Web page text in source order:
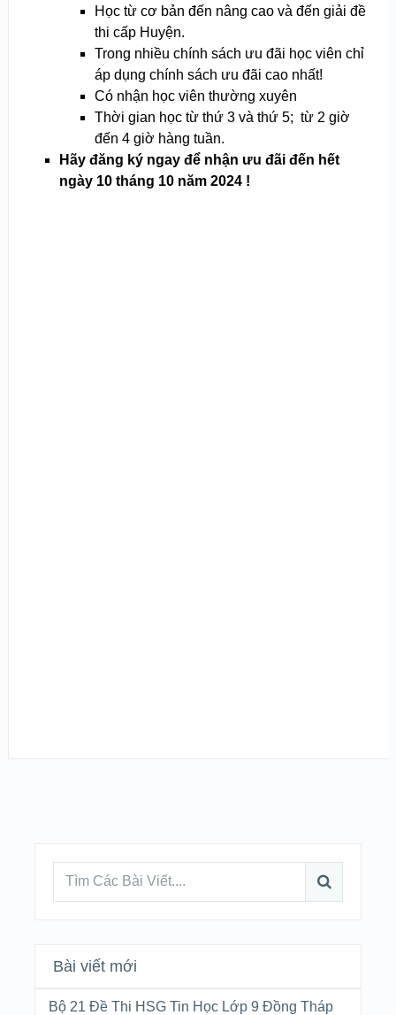
Học từ cơ bản đến nâng cao và đến giải đề
thi cấp Huyện.
Trong nhiều chính sách ưu đãi học viên chỉ
áp dụng chính sách ưu đãi cao nhất!
Có nhận học viên thường xuyên
Thời gian học từ thứ 3 và thứ 5; từ 2 giờ
đến 4 giờ hàng tuần.
Hãy đăng ký ngay để nhận ưu đãi đến hết
ngày 10 tháng 10 năm 2024 !
Bài viết mới
Bộ 21 Đề Thi HSG Tin Học Lớp 9 Đồng Tháp